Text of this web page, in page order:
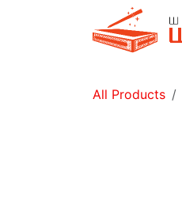
All Products